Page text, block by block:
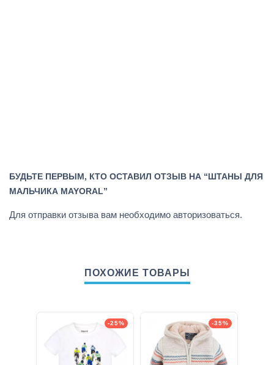
БУДЬТЕ ПЕРВЫМ, КТО ОСТАВИЛ ОТЗЫВ НА “ШТАНЫ ДЛЯ
МАЛЬЧИКА MAYORAL”
Для отправки отзыва вам необходимо авторизоваться.
ПОХОЖИЕ ТОВАРЫ
-25% -35%